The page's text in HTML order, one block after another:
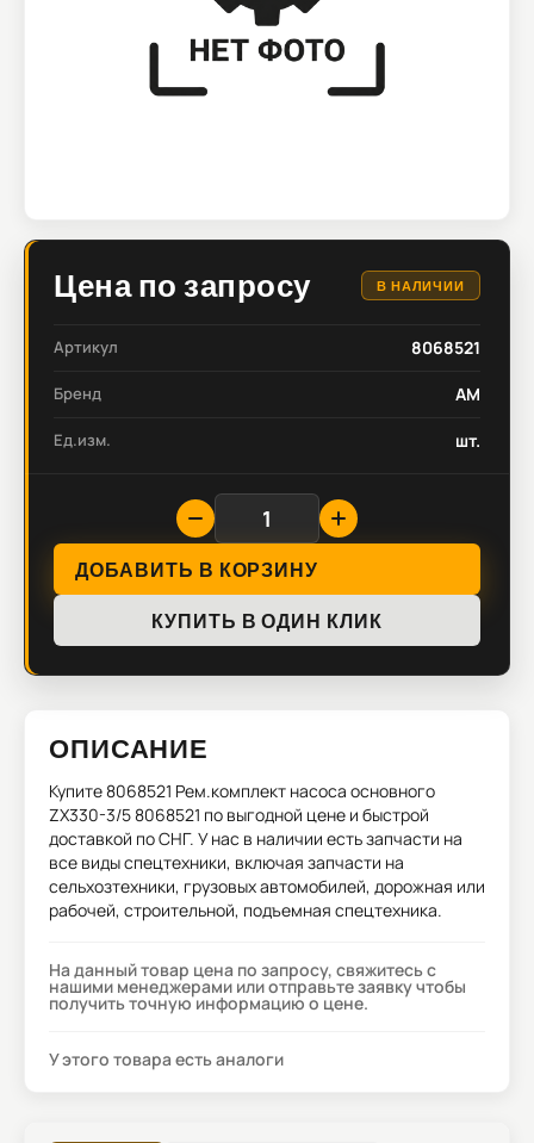
Цена по запросу В НАЛИЧИИ
Артикул 8068521
Бренд AM
Ед.изм. шт.
ДОБАВИТЬ В КОРЗИНУ
КУПИТЬ В ОДИН КЛИК
ОПИСАНИЕ
Купите8068521 Рем.комплект насоса основного
ZX330-3/5 8068521 по выгодной цене и быстрой
доставкой по СНГ. У нас в наличии есть запчасти на
все виды спецтехники, включая запчасти на
сельхозтехники, грузовых автомобилей, дорожная или
рабочей, строительной, подъемная спецтехника.
На данный товар цена по запросу, свяжитесь с
нашими менеджерами или отправьте заявку чтобы
получить точную информацию о цене.
У этого товара есть аналоги